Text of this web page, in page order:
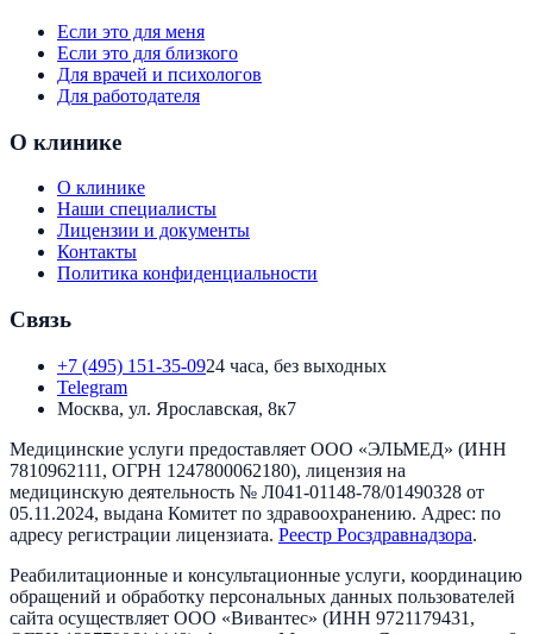
Если это для меня
Если это для близкого
Для врачей и психологов
Для работодателя
О клинике
О клинике
Наши специалисты
Лицензии и документы
Контакты
Политика конфиденциальности
Связь
+7 (495) 151-35-0924 часа, без выходных
Telegram
Москва, ул. Ярославская, 8к7
Медицинские услуги предоставляет ООО «ЭЛЬМЕД» (ИНН
7810962111 , ОГРН 1247800062180), лицензия на
медицинскую деятельность № Л041-01148-78/01490328 от
05.11.2024, выдана Комитет по здравоохранению. Адрес: по
адресу регистрации лицензиата. Реестр Росздравнадзора.
Реабилитационные и консультационные услуги, координацию
обращений и обработку персональных данных пользователей
сайта осуществляет ООО «Вивантес» (ИНН 9721179431 ,